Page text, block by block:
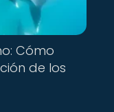
Cómo
de los